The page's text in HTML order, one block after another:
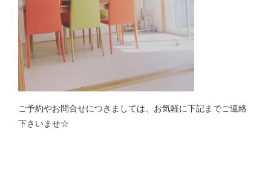
ご予約やお問合せにつきましては、お気軽に下記までご連絡
下さいませ☆